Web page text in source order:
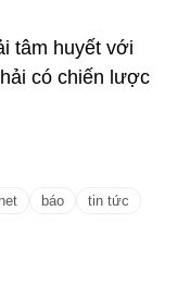
tâm huyết với
có chiến lược
báo
tin tức